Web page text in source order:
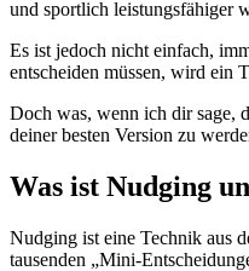
und sportlich leistungsfähiger
Es ist jedoch nicht einfach,
entscheiden müssen, wird ein
Doch was, wenn ich dir sage,
deiner besten Version zu
Was ist Nudging
Nudging ist eine Technik aus
tausenden „Mini-